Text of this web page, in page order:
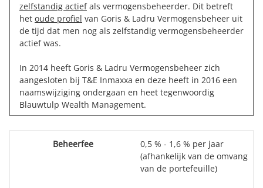
zelfstandig actiefals vermogensbeheerder. Dit betreft
het oude profiel van Goris & Ladru Vermogensbeheer uit
de tijd dat men nog als zelfstandig vermogensbeheerder
actief was.
In 2014 heeft Goris & Ladru Vermogensbeheer zich
aangesloten bij T&E Inmaxxa en deze heeft in 2016 een
naamswijziging ondergaan en heet tegenwoordig
Blauwtulp Wealth Management.
Beheerfee
0,5 % - 1,6 % per jaar
(afhankelijk van de omvang
van de portefeuille)